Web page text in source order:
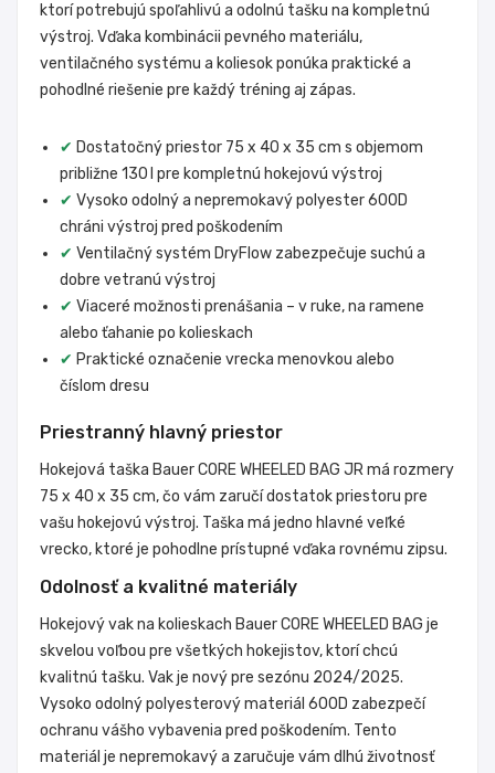
ktorí potrebujú spoľahlivú a odolnú tašku na kompletnú
výstroj. Vďaka kombinácii pevného materiálu,
ventilačného systému a koliesok ponúka praktické a
pohodlné riešenie pre každý tréning aj zápas.
✔ Dostatočný priestor 75 x 40 x 35 cm s objemom
približne 130 l pre kompletnú hokejovú výstroj
✔ Vysoko odolný a nepremokavý polyester 600D
chráni výstroj pred poškodením
✔ Ventilačný systém DryFlow zabezpečuje suchú a
dobre vetranú výstroj
✔ Viaceré možnosti prenášania – v ruke, na ramene
alebo ťahanie po kolieskach
✔ Praktické označenie vrecka menovkou alebo
číslom dresu
Priestranný hlavný priestor
Hokejová taška Bauer CORE WHEELED BAG JR má rozmery
75 x 40 x 35 cm, čo vám zaručí dostatok priestoru pre
vašu hokejovú výstroj. Taška má jedno hlavné veľké
vrecko, ktoré je pohodlne prístupné vďaka rovnému zipsu.
Odolnosť a kvalitné materiály
Hokejový vak na kolieskach Bauer CORE WHEELED BAG je
skvelou voľbou pre všetkých hokejistov, ktorí chcú
kvalitnú tašku. Vak je nový pre sezónu 2024/2025.
Vysoko odolný polyesterový materiál 600D zabezpečí
ochranu vášho vybavenia pred poškodením. Tento
materiál je nepremokavý a zaručuje vám dlhú životnosť